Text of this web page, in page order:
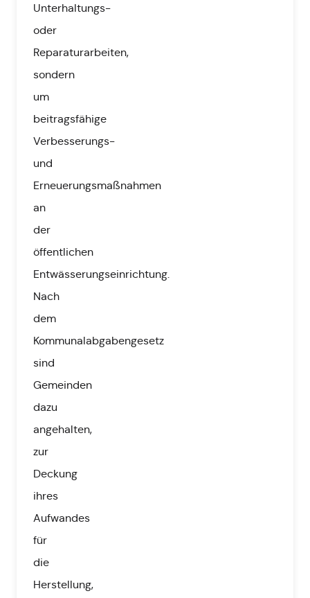
Unterhaltungs-
oder
Reparaturarbeiten,
sondern
um
beitragsfähige
Verbesserungs-
und
Erneuerungsmaßnahmen
an
der
öffentlichen
Entwässerungseinrichtung.
Nach
dem
Kommunalabgabengesetz
sind
Gemeinden
dazu
angehalten,
zur
Deckung
ihres
Aufwandes
für
die
Herstellung,